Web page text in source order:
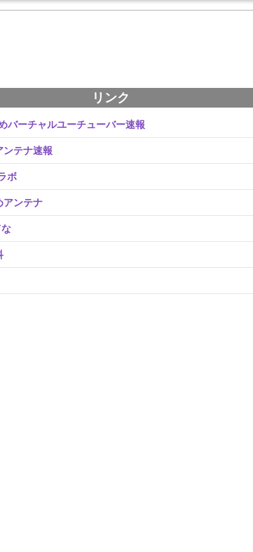
リンク
バーチャルユーチューバー速報
ンテナ速報
ボ
アンテナ